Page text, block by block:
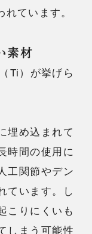
ています。
素材
Ti）が挙げら
埋め込まれて
時間の使用に
工関節やデン
ています。し
こりにくいも
しまう可能性